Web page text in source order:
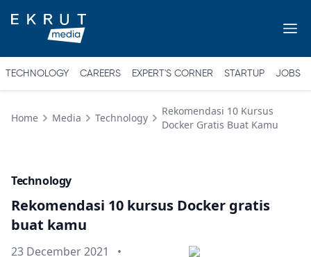
TECHNOLOGY CAREERS EXPERT'S CORNER STARTUP JOBS
Home Media Technology
Rekomendasi 10 Kursus
Docker Gratis Buat Kamu
Technology
Rekomendasi 10 kursus Docker gratis
buat kamu
Published on
23 December 2021
•